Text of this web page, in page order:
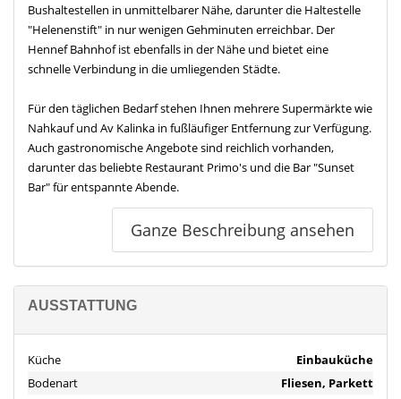
Bushaltestellen in unmittelbarer Nähe, darunter die Haltestelle
"Helenenstift" in nur wenigen Gehminuten erreichbar. Der
Hennef Bahnhof ist ebenfalls in der Nähe und bietet eine
schnelle Verbindung in die umliegenden Städte.
Für den täglichen Bedarf stehen Ihnen mehrere Supermärkte wie
Nahkauf und Av Kalinka in fußläufiger Entfernung zur Verfügung.
Auch gastronomische Angebote sind reichlich vorhanden,
darunter das beliebte Restaurant Primo's und die Bar "Sunset
Bar" für entspannte Abende.
Sportbegeisterte kommen hier ebenfalls auf ihre Kosten.
leicht erreichbar. Zudem bietet die Umgebung zahlreiche Parks,
die zu Spaziergängen und Freizeitaktivitäten einladen.
ermöglicht. Für Elektrofahrzeuge stehen mehrere E-Ladepunkte
in der Nähe zur Verfügung.
Ganze Beschreibung ansehen
AUSSTATTUNG
Küche
Einbauküche
Bodenart
Fliesen, Parkett